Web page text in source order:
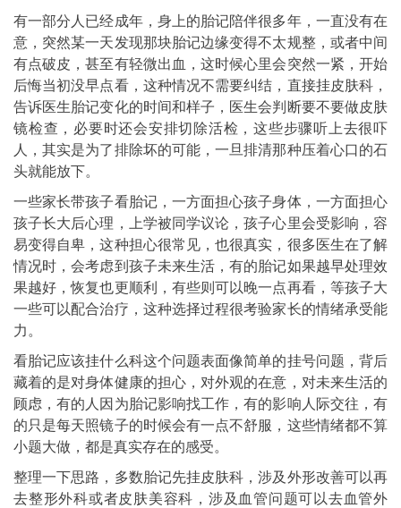
有一部分人已经成年，身上的胎记陪伴很多年，一直没有在
意，突然某一天发现那块胎记边缘变得不太规整，或者中间
有点破皮，甚至有轻微出血，这时候心里会突然一紧，开始
后悔当初没早点看，这种情况不需要纠结，直接挂皮肤科，
告诉医生胎记变化的时间和样子，医生会判断要不要做皮肤
镜检查，必要时还会安排切除活检，这些步骤听上去很吓
人，其实是为了排除坏的可能，一旦排清那种压着心口的石
头就能放下。
一些家长带孩子看胎记，一方面担心孩子身体，一方面担心
孩子长大后心理，上学被同学议论，孩子心里会受影响，容
易变得自卑，这种担心很常见，也很真实，很多医生在了解
情况时，会考虑到孩子未来生活，有的胎记如果越早处理效
果越好，恢复也更顺利，有些则可以晚一点再看，等孩子大
一些可以配合治疗，这种选择过程很考验家长的情绪承受能
力。
看胎记应该挂什么科这个问题表面像简单的挂号问题，背后
藏着的是对身体健康的担心，对外观的在意，对未来生活的
顾虑，有的人因为胎记影响找工作，有的影响人际交往，有
的只是每天照镜子的时候会有一点不舒服，这些情绪都不算
小题大做，都是真实存在的感受。
整理一下思路，多数胎记先挂皮肤科，涉及外形改善可以再
去整形外科或者皮肤美容科，涉及血管问题可以去血管外